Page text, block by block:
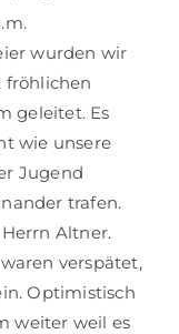
wurden wir
fröhlichen
geleitet. Es
wie unsere
Jugend
trafen.
Altner.
verspätet,
Optimistisch
weiter weil es